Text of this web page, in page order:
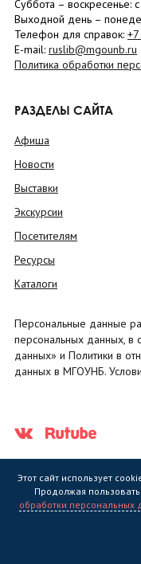
Суббота – воскресенье:
Выходной день –
Телефон для справок:
E-mail: ruslib@mgounb.ru
Политика обработки
РАЗДЕЛЫ САЙТА
Афиша
Новости
Выставки
Экскурсии
Посетителям
Ресурсы
Каталоги
Персональные данные
персональных данных, в
данных» и Политики в
данных в МГОУНБ.
Государственное
Этот сайт использует
Продолжая
обработки персональных